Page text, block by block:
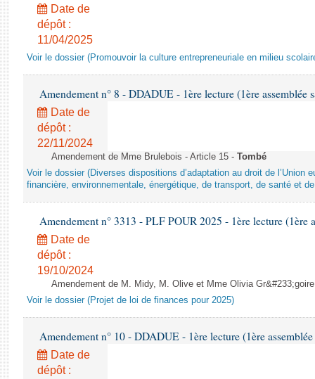
Date de
dépôt :
11/04/2025
Voir le dossier (Promouvoir la culture entrepreneuriale en milieu
Amendement n° 8 - DDADUE - 1ère lecture (1ère assemblée
Date de
dépôt :
22/11/2024
Amendement de Mme Brulebois - Article 15 - Tombé
Voir le dossier (Diverses dispositions d’adaptation au droit de l’Union
financière, environnementale, énergétique, de transport, de santé et
Amendement n° 3313 - PLF POUR 2025 - 1ère lecture (1ère
Date de
dépôt :
19/10/2024
Amendement de M. Midy, M. Olive et Mme Olivia
Voir le dossier (Projet de loi de finances pour 2025)
Amendement n° 10 - DDADUE - 1ère lecture (1ère
Date de
dépôt :